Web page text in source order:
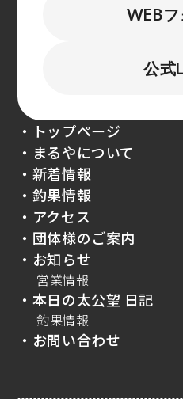
WEB
公式
・トップページ
・まるやについて
・新着情報
・釣果情報
・アクセス
・団体様のご案内
・お知らせ
営業情報
・本日の太公望 日記
釣果情報
・お問い合わせ